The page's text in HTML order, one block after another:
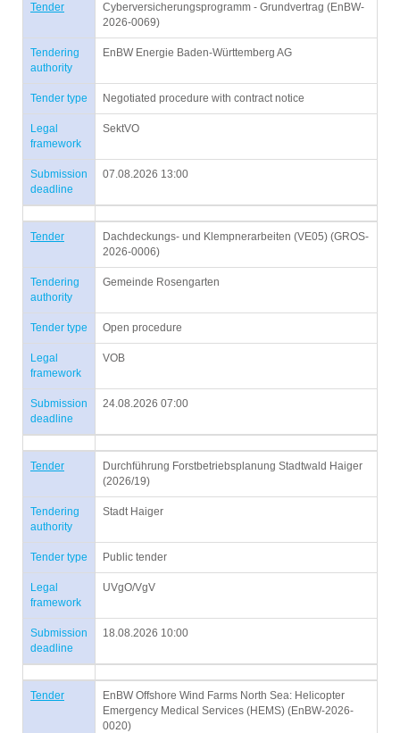
Tender
Cyberversicherungsprogramm - Grundvertrag (EnBW-
2026-0069)
Tendering
authority
EnBW Energie Baden-Württemberg AG
Tender type Negotiated procedure with contract notice
Legal
framework
SektVO
Submission
deadline
07.08.2026 13:00
Tender
Dachdeckungs- und Klempnerarbeiten (VE05) (GROS-
2026-0006)
Tendering
authority
Gemeinde Rosengarten
Tender type Open procedure
Legal
framework
VOB
Submission
deadline
24.08.2026 07:00
Tender
Durchführung Forstbetriebsplanung Stadtwald Haiger
(2026/19)
Tendering
authority
Stadt Haiger
Tender type Public tender
Legal
framework
UVgO/VgV
Submission
deadline
18.08.2026 10:00
Tender
EnBW Offshore Wind Farms North Sea: Helicopter
Emergency Medical Services (HEMS) (EnBW-2026-
0020)